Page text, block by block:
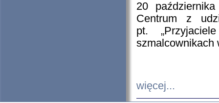
20
Centrum z
pt.
szmalcownikach
więcej...